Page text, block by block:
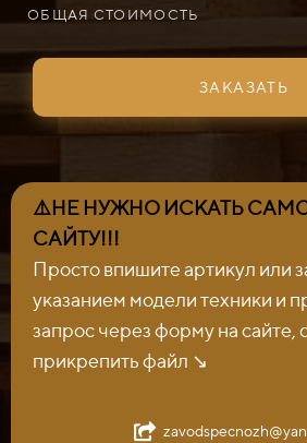
ОБЩАЯ СТОИМОСТЬ
ЗАКАЗАТЬ
⚠️НЕ НУЖНО ИСКАТЬ
САЙТУ!!!
Просто впишите артикул или
указанием модели техники и
запрос через форму на сайте,
прикрепить файл ↘️